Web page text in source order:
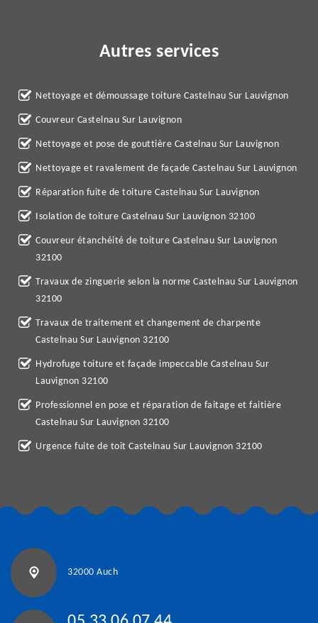
Autres services
Nettoyage et démoussage toiture Castelnau Sur Lauvignon
Couvreur Castelnau Sur Lauvignon
Nettoyage et pose de gouttière Castelnau Sur Lauvignon
Nettoyage et ravalement de façade Castelnau Sur Lauvignon
Réparation fuite de toiture Castelnau Sur Lauvignon
Isolation de toiture Castelnau Sur Lauvignon 32100
Couvreur étanchéité de toiture Castelnau Sur Lauvignon
32100
Travaux de zinguerie selon la norme Castelnau Sur Lauvignon
32100
Travaux de traitement et changement de charpente
Castelnau Sur Lauvignon 32100
Hydrofuge toiture et façade impeccable Castelnau Sur
Lauvignon 32100
Professionnel en pose et réparation de faitage et faitière
Castelnau Sur Lauvignon 32100
Urgence fuite de toit Castelnau Sur Lauvignon 32100
32000 Auch